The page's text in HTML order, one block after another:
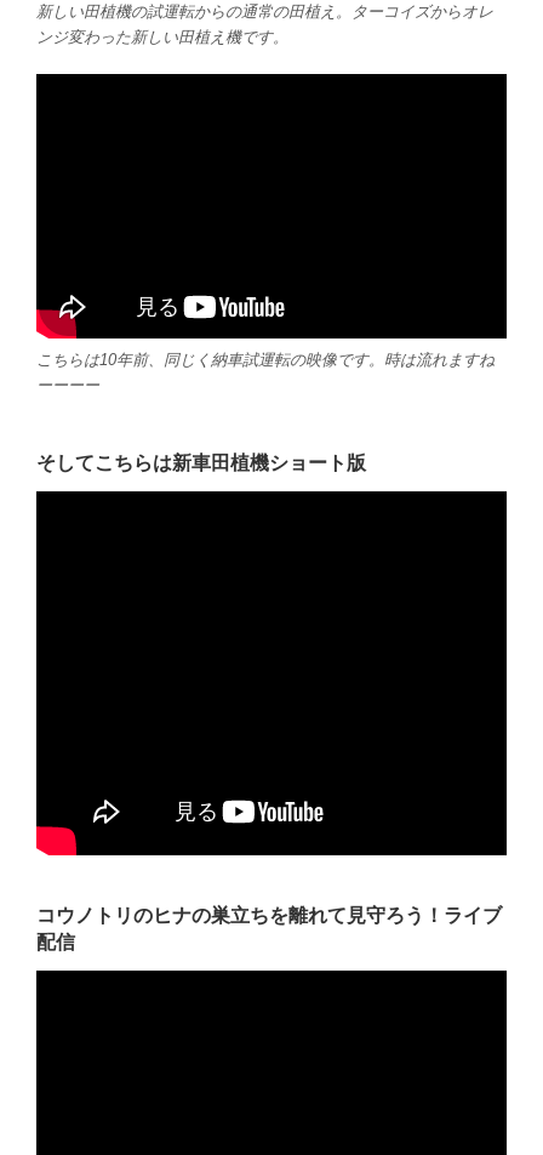
新しい田植機の試運転からの通常の田植え。ターコイズからオレ
ンジ変わった新しい田植え機です。
こちらは10年前、同じく納車試運転の映像です。時は流れますね
ーーーー
そしてこちらは新車田植機ショート版
コウノトリのヒナの巣立ちを離れて見守ろう！ライブ
配信